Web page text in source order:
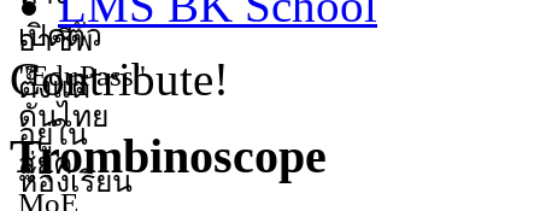
Contribute!
Trombinoscope